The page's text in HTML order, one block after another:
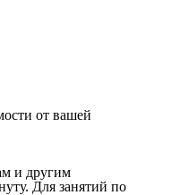
от вашей
и другим
Для занятий по